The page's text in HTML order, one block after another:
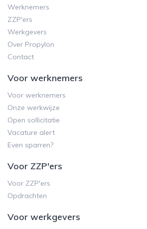
Werknemers
ZZP'ers
Werkgevers
Over Propylon
Contact
Voor werknemers
Voor werknemers
Onze werkwijze
Open sollicitatie
Vacature alert
Even sparren?
Voor ZZP'ers
Voor ZZP'ers
Opdrachten
Voor werkgevers